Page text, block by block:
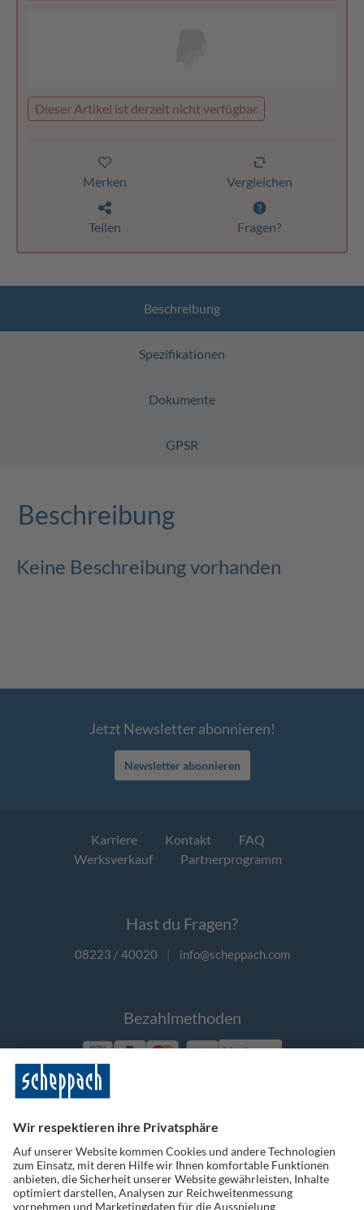
Dieser Artikel ist derzeit nicht verfügbar
Merken Vergleichen
Teilen Fragen?
Beschreibung
Spezifikationen
Dokumente
GPSR
Beschreibung
Keine Beschreibung vorhanden
Jetzt Newsletter abonnieren!
Newsletter abonnieren
Karriere Kontakt
FAQ
Werksverkauf
Partnerprogramm
Hast du Fragen?
08223 / 40020 | info@scheppach.com
Bezahlmethoden
Vorkasse
Folge uns auf Social Media